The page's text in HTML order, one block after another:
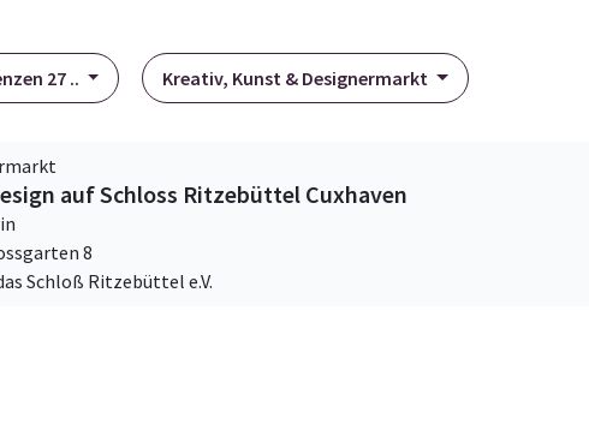
27 .. Kreativ, Kunst & Designermarkt
auf Schloss Ritzebüttel Cuxhaven
8
Schloß Ritzebüttel e.V.